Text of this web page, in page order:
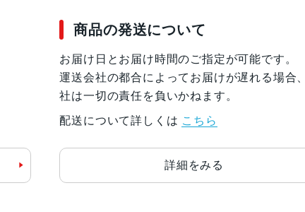
商品の発送について
お届け日とお届け時間のご指定が可能です。
運送会社の都合によってお届けが遅れる場合
社は一切の責任を負いかねます。
配送について詳しくは こちら
詳細をみる